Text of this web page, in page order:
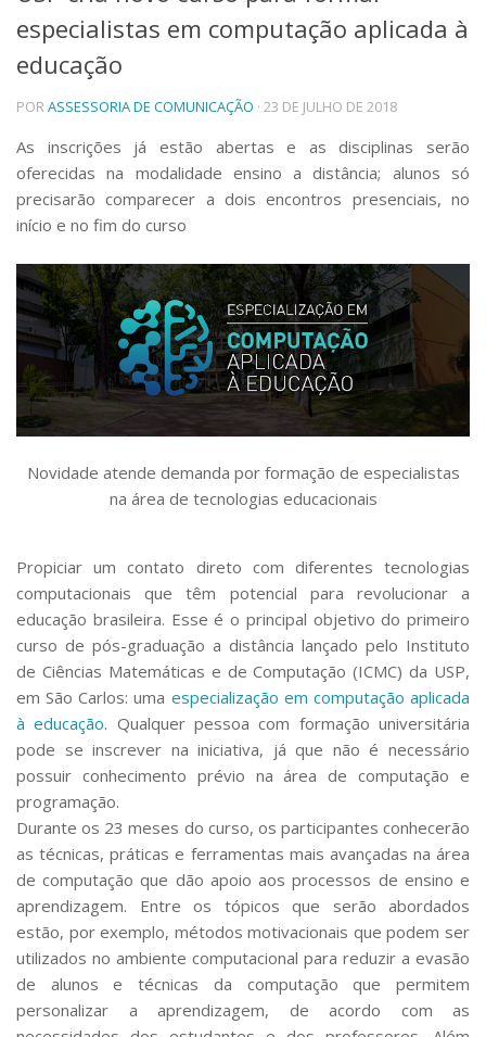
Telefones e Mapas
Pessoas
Ensino
Graduação
Educação a distância
Cursos de Extensão
Pesquisa e Inovação
Centros, Núcleos e Projetos em Rede
Pós-doutorado
Iniciação Científica
Transferência de Tecnologia
Empresas Juniores
Extensão à Comunidade
Projetos, Programas e Cursos
Artes, Cultura e Esportes
Museus e Espaços Interativos
Segurança, Trânsito e Prevenção
RH, Administrativo e Financeiro
Outros serviços
Comunicação
Assessorias e Mídias
Aplicativos e Sites
Jornal da USP
Agenda de Eventos
Defesa de Teses
especialistas em computação aplicada à
educação
PORASSESSORIA DE COMUNICAÇÃO · 23 DE JULHO DE 2018
As inscrições já estão abertas e as disciplinas serão
oferecidas na modalidade ensino a distância; alunos só
precisarão comparecer a dois encontros presenciais, no
início e no fim do curso
Novidade atende demanda por formação de especialistas
na área de tecnologias educacionais
Propiciar um contato direto com diferentes tecnologias
computacionais que têm potencial para revolucionar a
educação brasileira. Esse é o principal objetivo do primeiro
curso de pós-graduação a distância lançado pelo Instituto
de Ciências Matemáticas e de Computação (ICMC) da USP,
em São Carlos: uma especialização em computação aplicada
à educação. Qualquer pessoa com formação universitária
pode se inscrever na iniciativa, já que não é necessário
possuir conhecimento prévio na área de computação e
programação.
Durante os 23 meses do curso, os participantes conhecerão
as técnicas, práticas e ferramentas mais avançadas na área
de computação que dão apoio aos processos de ensino e
aprendizagem. Entre os tópicos que serão abordados
estão, por exemplo, métodos motivacionais que podem ser
utilizados no ambiente computacional para reduzir a evasão
de alunos e técnicas da computação que permitem
personalizar a aprendizagem, de acordo com as